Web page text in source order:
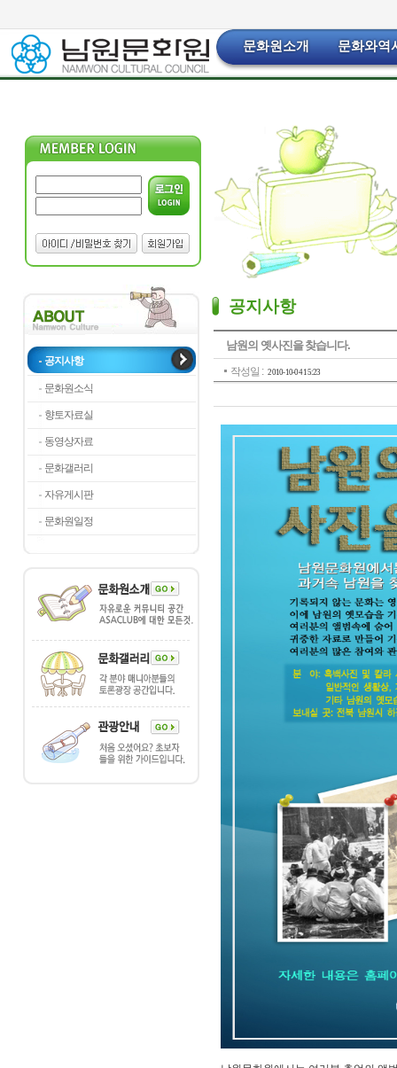
문화원소개 문화와역
공지사항
문화원소식
향토자료실
동영상자료
문화갤러리
자유게시판
문화원일정
공지사항
남원의 옛사진을 찾습니다.
작성일 : 2010-10-04 15:23